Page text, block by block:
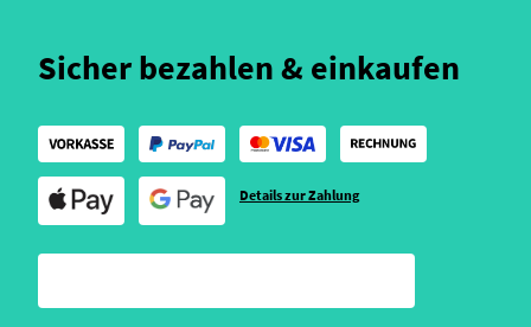
Sicher bezahlen & einkaufen
Details zur Zahlung